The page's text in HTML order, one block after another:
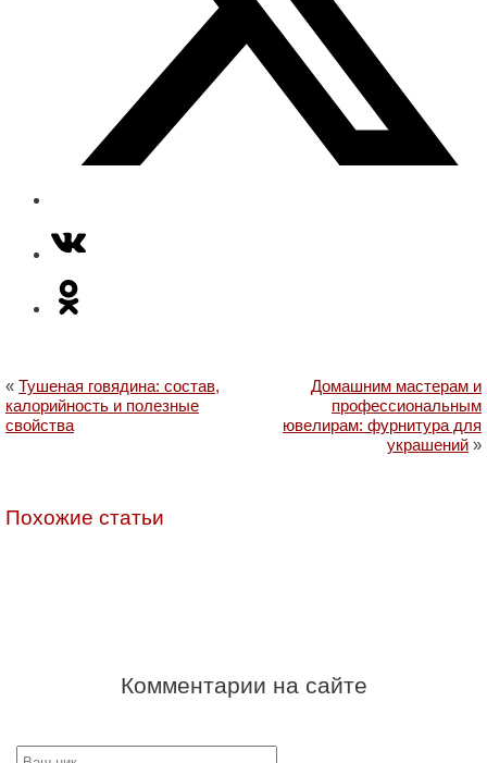
« Тушеная говядина: состав,
калорийность и полезные
свойства
Домашним мастерам и
профессиональным
ювелирам: фурнитура для
украшений »
Похожие статьи
Комментарии на сайте